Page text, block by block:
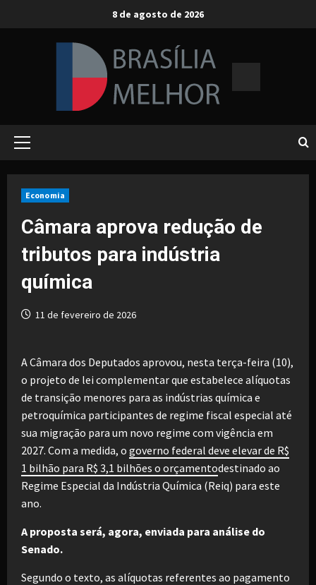
8 de agosto de 2026
Primary
Economia
Câmara aprova redução de
tributos para indústria
química
11 de fevereiro de 2026
A Câmara dos Deputados aprovou, nesta terça-feira (10),
o projeto de lei complementar que estabelece alíquotas
de transição menores para as indústrias química e
petroquímica participantes de regime fiscal especial até
sua migração para um novo regime com vigência em
2027. Com a medida, o governo federal deve elevar de R$
1 bilhão para R$ 3,1 bilhões o orçamentodestinado ao
Regime Especial da Indústria Química (Reiq) para este
ano.
A proposta será, agora, enviada para análise do
Senado.
Segundo o texto, as alíquotas referentes ao pagamento